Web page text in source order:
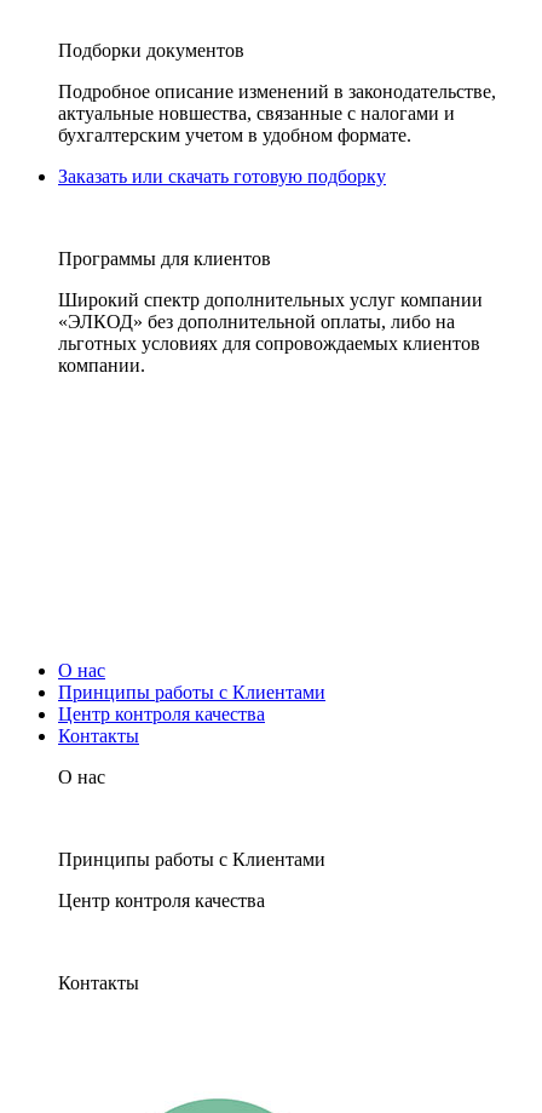
Подборки документов
Подробное описание изменений в законодательстве,
актуальные новшества, связанные с налогами и
бухгалтерским учетом в удобном формате.
Заказать или скачать готовую подборку
Программы для клиентов
Широкий спектр дополнительных услуг компании
«ЭЛКОД» без дополнительной оплаты, либо на
льготных условиях для сопровождаемых клиентов
компании.
О нас
Принципы работы с Клиентами
Центр контроля качества
Контакты
О нас
Принципы работы с Клиентами
Центр контроля качества
Контакты